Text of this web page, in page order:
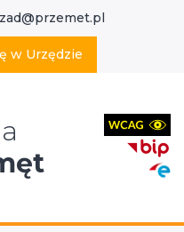
w Urzędzie